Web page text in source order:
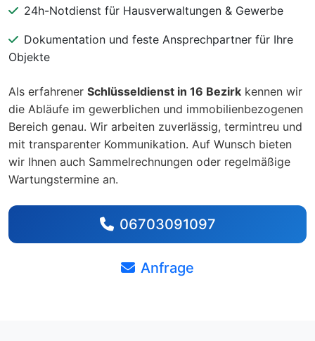
24h-Notdienst für Hausverwaltungen & Gewerbe
Dokumentation und feste Ansprechpartner für Ihre
Objekte
Als erfahrener Schlüsseldienst in 16 Bezirk kennen wir
die Abläufe im gewerblichen und immobilienbezogenen
Bereich genau. Wir arbeiten zuverlässig, termintreu und
mit transparenter Kommunikation. Auf Wunsch bieten
wir Ihnen auch Sammelrechnungen oder regelmäßige
Wartungstermine an.
06703091097
Anfrage